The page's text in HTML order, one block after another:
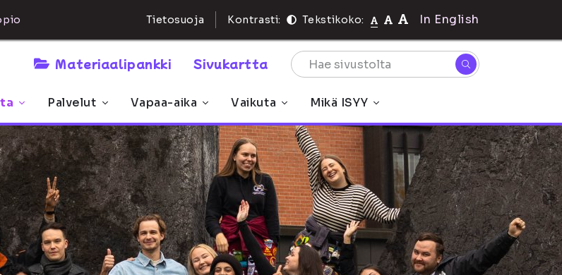
Tietosuoja Kontrasti: Tekstikoko: In English
Materiaalipankki Sivukartta
Palvelut Vapaa-aika Vaikuta Mikä ISYY